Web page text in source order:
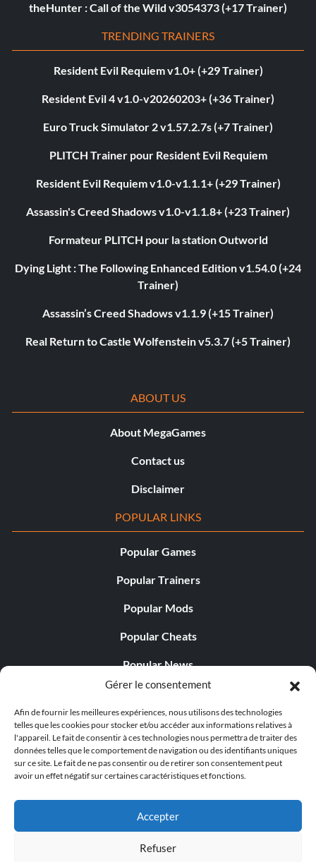
Gérer le consentement
Afin de fournir les meilleures expériences, nous utilisons des technologies
telles que les cookies pour stocker et/ou accéder aux informations relatives à
l'appareil. Le fait de consentir à ces technologies nous permettra de traiter des
données telles que le comportement de navigation ou des identifiants uniques
sur ce site. Le fait de ne pas consentir ou de retirer son consentement peut
avoir un effet négatif sur certaines caractéristiques et fonctions.
Accepter
Refuser
theHunter : Call of the Wild v3054373 (+17 Trainer)
TRENDING TRAINERS
Resident Evil Requiem v1.0+ (+29 Trainer)
Resident Evil 4 v1.0-v20260203+ (+36 Trainer)
Euro Truck Simulator 2 v1.57.2.7s (+7 Trainer)
PLITCH Trainer pour Resident Evil Requiem
Resident Evil Requiem v1.0-v1.1.1+ (+29 Trainer)
Assassin's Creed Shadows v1.0-v1.1.8+ (+23 Trainer)
Formateur PLITCH pour la station Outworld
Dying Light : The Following Enhanced Edition v1.54.0 (+24
Trainer)
Assassin’s Creed Shadows v1.1.9 (+15 Trainer)
Real Return to Castle Wolfenstein v5.3.7 (+5 Trainer)
ABOUT US
About MegaGames
Contact us
Disclaimer
POPULAR LINKS
Popular Games
Popular Trainers
Popular Mods
Popular Cheats
Popular News
Popular Editorials
Popular Free Games
LATEST UPDATES